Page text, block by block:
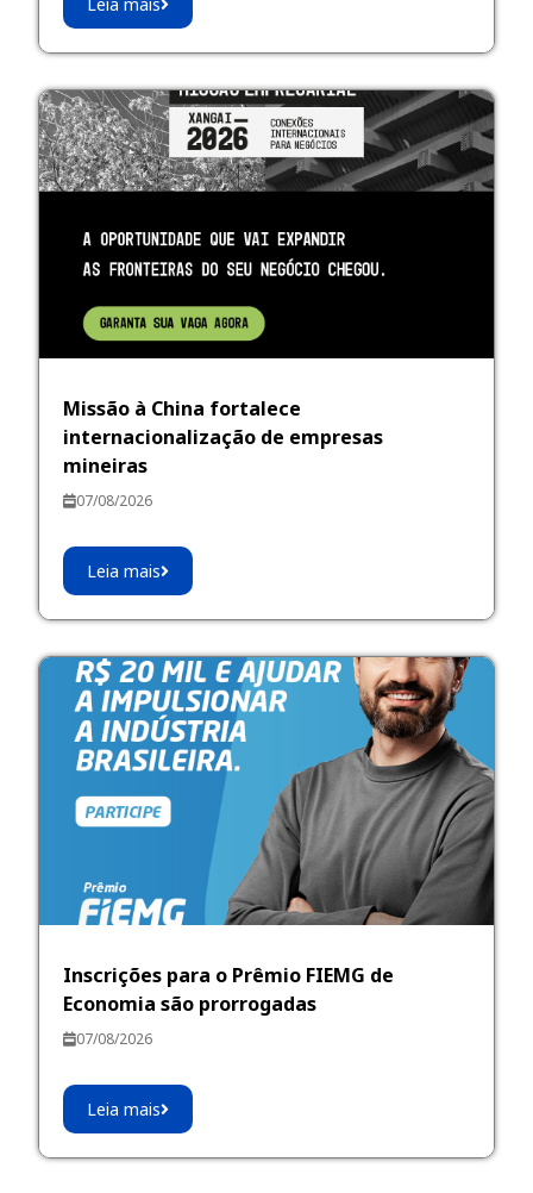
Missão à China fortalece
internacionalização de empresas
mineiras
07/08/2026
Leia mais
Inscrições para o Prêmio FIEMG de
Economia são prorrogadas
07/08/2026
Leia mais